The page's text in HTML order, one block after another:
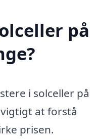
på
i solceller på
at forstå
prisen.